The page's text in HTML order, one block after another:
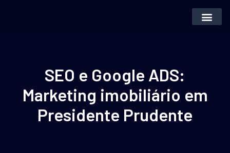
SEO e Google ADS:
Marketing imobiliário em
Presidente Prudente